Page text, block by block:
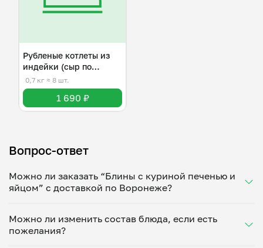
Рубленые котлеты из
индейки (сыр по
желанию)
0,7 кг ≈ 8 шт.
1 690 ₽
Вопрос-ответ
Можно ли заказать “Блины с куриной печенью и
яйцом” с доставкой по Воронеже?
Укажите удобное время — и получите свежее
домашнее блюдо в большой порции прямо с плиты.
Можно ли изменить состав блюда, если есть
пожелания?